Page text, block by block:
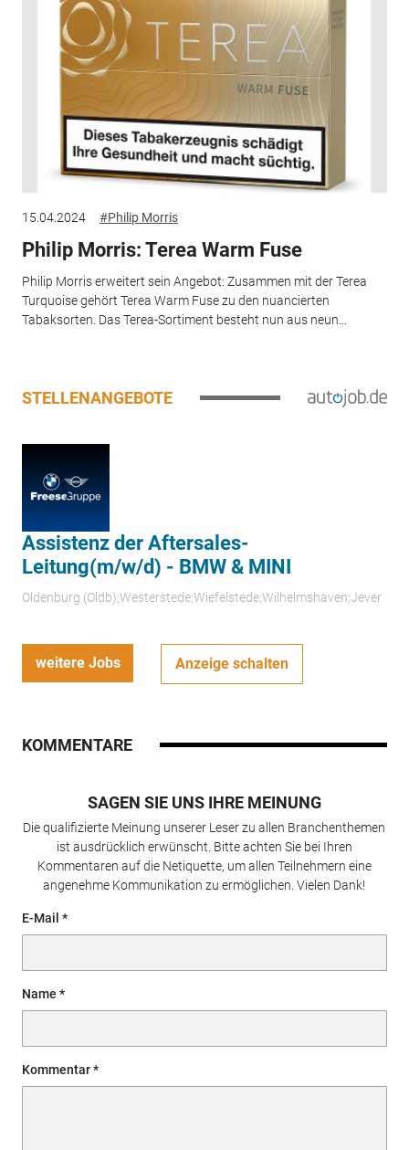
15.04.2024 #Philip Morris
Philip Morris: Terea Warm Fuse
Philip Morris erweitert sein Angebot: Zusammen mit der Terea
Turquoise gehört Terea Warm Fuse zu den nuancierten
Tabaksorten. Das Terea-Sortiment besteht nun aus neun...
STELLENANGEBOTE
Assistenz der Aftersales-
Leitung(m/w/d) - BMW & MINI
Oldenburg (Oldb);Westerstede;Wiefelstede;Wilhelmshaven;Jever
weitere Jobs Anzeige schalten
KOMMENTARE
SAGEN SIE UNS IHRE MEINUNG
Die qualifizierte Meinung unserer Leser zu allen Branchenthemen
ist ausdrücklich erwünscht. Bitte achten Sie bei Ihren
Kommentaren auf die Netiquette, um allen Teilnehmern eine
angenehme Kommunikation zu ermöglichen. Vielen Dank!
E-Mail
Name
Kommentar